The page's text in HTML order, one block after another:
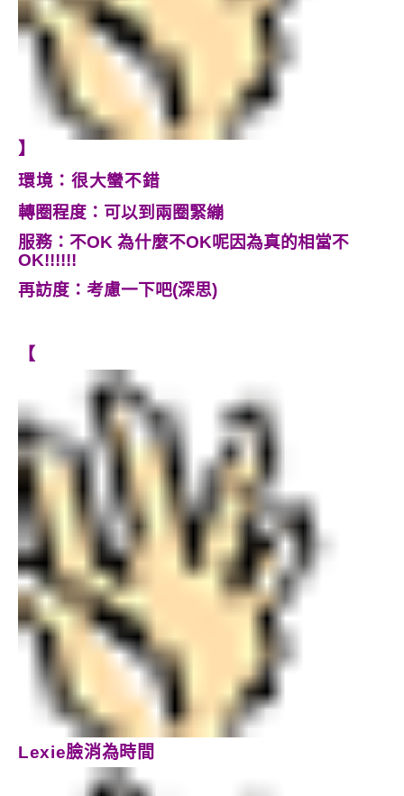
】
環境：很大蠻不錯
轉圈程度：可以到兩圈緊繃
服務：不OK 為什麼不OK呢因為真的相當不
OK!!!!!!
再訪度：考慮一下吧(深思)
【
Lexie臉消為時間